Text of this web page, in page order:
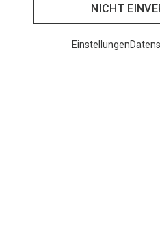
NICHT
Einstellungen